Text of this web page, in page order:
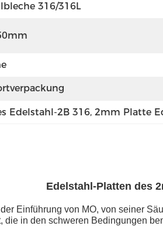
316/316L
Edelstahl-2B 316, 2mm Platte
Edelstahl-Platten des
Einführung von MO, von seiner
die in den schweren Bedingungen